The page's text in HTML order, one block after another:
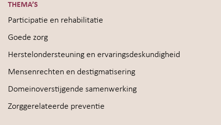
THEMA’S
Participatie en rehabilitatie
Goede zorg
Herstelondersteuning en ervaringsdeskundigheid
Mensenrechten en destigmatisering
Domeinoverstijgende samenwerking
Zorggerelateerde preventie